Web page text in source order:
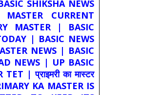
SHIKSHA NEWS
CURRENT
MASTER | BASIC
| BASIC NEWS
NEWS | BASIC
NEWS | UP BASIC
| प्राइमरी का मास्टर
KA MASTER IS